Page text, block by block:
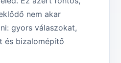
nem akar
gyors válaszokat,
és bizalomépítő